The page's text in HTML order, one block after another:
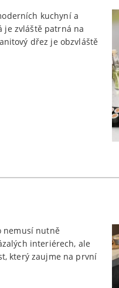
kuchyní a
je zvláště patrná na
dřez je obzvláště
nemusí nutně
interiérech, ale
který zaujme na první